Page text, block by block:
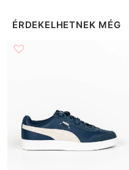
ÉRDEKELHETNEK MÉG